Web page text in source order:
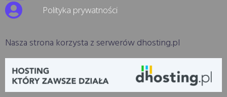
Polityka prywatności
Nasza strona korzysta z serwerów dhosting.pl